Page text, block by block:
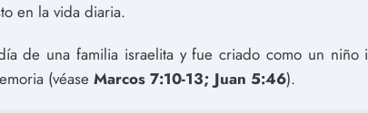
en la vida diaria.
de una familia israelita y fue criado como un niño
(véase Marcos 7:10-13; Juan 5:46).